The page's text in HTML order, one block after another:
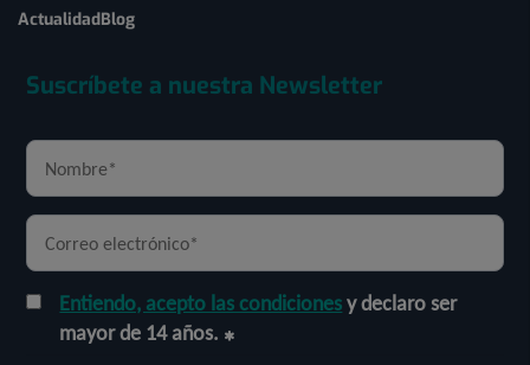
ActualidadBlog
Suscríbete a nuestra Newsletter
Entiendo, acepto las condicionesy declaro ser
mayor de 14 años.